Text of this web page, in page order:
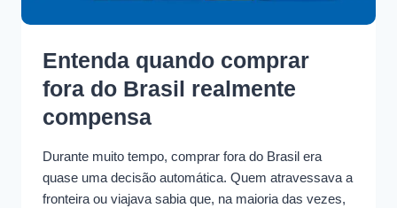
Entenda quando comprar
fora do Brasil realmente
compensa
Durante muito tempo, comprar fora do Brasil era
quase uma decisão automática. Quem atravessava a
fronteira ou viajava sabia que, na maioria das vezes,